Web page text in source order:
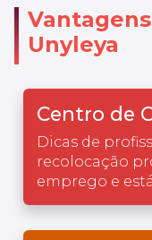
Unyleya
Centro de
Dicas de
recolocação
emprego e